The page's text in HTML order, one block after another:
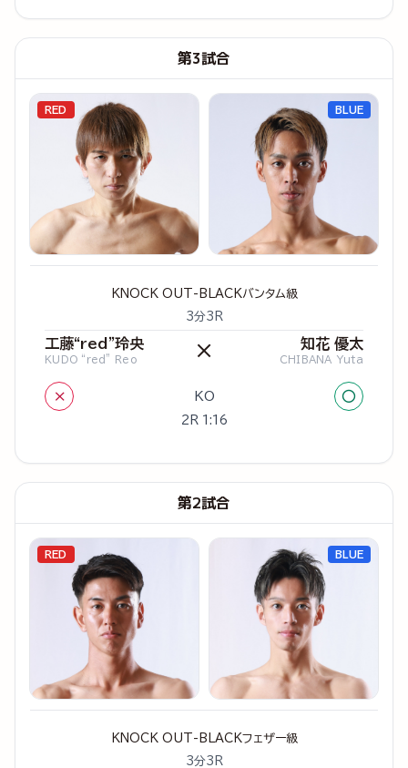
第3試合
RED
KNOCK OUT-BLACKバンタム級
3分3R
工藤“red”玲央
KUDO “red” Reo × 知花 優太
CHIBANA Yuta
× KO ○
2R 1:16
BLUE
第2試合
RED
KNOCK OUT-BLACKフェザー級
3分3R
BLUE